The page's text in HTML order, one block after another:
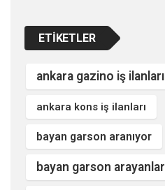
ETIKETLER
ankara gazino iş ilanları
ankara kons iş ilanları
bayan garson aranıyor
bayan garson arayanlar